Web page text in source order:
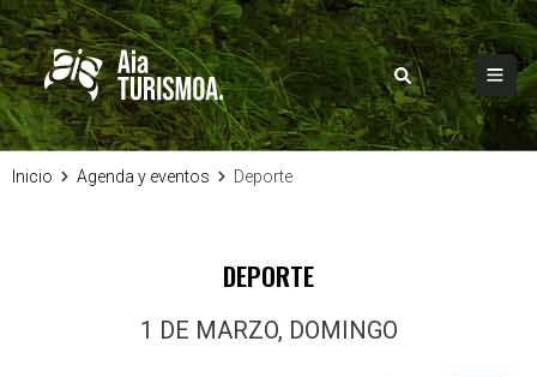
Inicio Agenda y eventos Deporte
DEPORTE
1 DE MARZO, DOMINGO